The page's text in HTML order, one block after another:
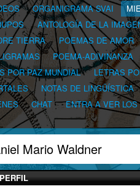
ORGANIGRAMA SVAI
ANTOLOGÍA DE LA
TIERRA POEMAS DE AMOR
POEMA-ADIVINANZA
POR PAZ MUNDIAL LETRAS
NOTAS DE LINGÜÍSTICA
CHAT ENTRA A VER LOS
Mario Waldner